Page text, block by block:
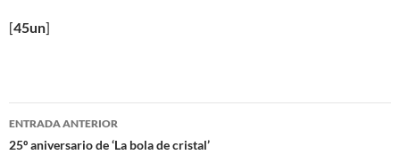
[45un]
Navegación
de
ENTRADA ANTERIOR
25º aniversario de ‘La bola de cristal’